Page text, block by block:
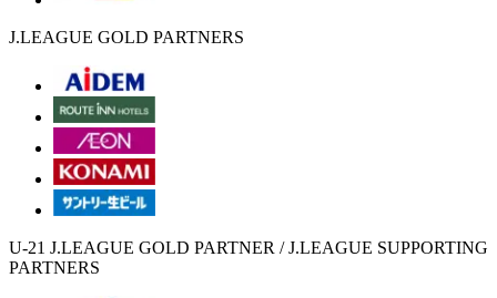
J.LEAGUE GOLD PARTNERS
U-21 J.LEAGUE GOLD PARTNER / J.LEAGUE SUPPORTING
PARTNERS